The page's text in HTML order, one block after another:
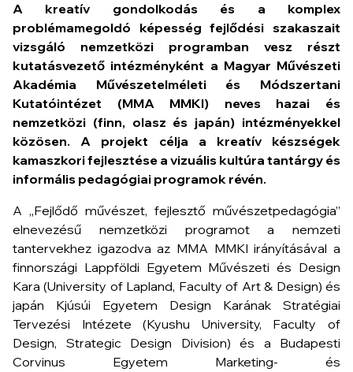
A kreatív gondolkodás és a komplex
problémamegoldó képesség fejlődési szakaszait
vizsgáló nemzetközi programban vesz részt
kutatásvezető intézményként a Magyar Művészeti
Akadémia Művészetelméleti és Módszertani
Kutatóintézet (MMA MMKI) neves hazai és
nemzetközi (finn, olasz és japán) intézményekkel
közösen. A projekt célja a kreatív készségek
kamaszkori fejlesztése a vizuális kultúra tantárgy és
informális pedagógiai programok révén.
A „Fejlődő művészet, fejlesztő művészetpedagógia”
elnevezésű nemzetközi programot a nemzeti
tantervekhez igazodva az MMA MMKI irányításával a
finnországi Lappföldi Egyetem Művészeti és Design
Kara (University of Lapland, Faculty of Art & Design) és
japán Kjúsúi Egyetem Design Karának Stratégiai
Tervezési Intézete (Kyushu University, Faculty of
Design, Strategic Design Division) és a Budapesti
Corvinus Egyetem Marketing- és